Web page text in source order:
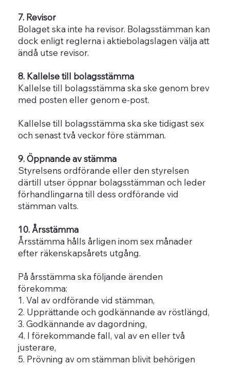
7. Revisor
Bolaget ska inte ha revisor. Bolagsstämman kan
dock enligt reglerna i aktiebolagslagen välja att
ändå utse revisor.
8. Kallelse till bolagsstämma
Kallelse till bolagsstämma ska ske genom brev
med posten eller genom e-post.
Kallelse till bolagsstämma ska ske tidigast sex
och senast två veckor före stämman.
9. Öppnande av stämma
Styrelsens ordförande eller den styrelsen
därtill utser öppnar bolagsstämman och leder
förhandlingarna till dess ordförande vid
stämman valts.
10. Årsstämma
Årsstämma hålls årligen inom sex månader
efter räkenskapsårets utgång.
På årsstämma ska följande ärenden
förekomma:
1. Val av ordförande vid stämman,
2. Upprättande och godkännande av röstlängd,
3. Godkännande av dagordning,
4. I förekommande fall, val av en eller två
justerare,
5. Prövning av om stämman blivit behörigen